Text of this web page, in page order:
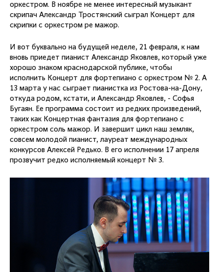
оркестром. В ноябре не менее интересный музыкант
скрипач Александр Тростянский сыграл Концерт для
скрипки с оркестром ре мажор.
И вот буквально на будущей неделе, 21 февраля, к нам
вновь приедет пианист Александр Яковлев, который уже
хорошо знаком краснодарской публике, чтобы
исполнить Концерт для фортепиано с оркестром № 2. А
13 марта у нас сыграет пианистка из Ростова-на-Дону,
откуда родом, кстати, и Александр Яковлев, - Софья
Бугаян. Ее программа состоит из редких произведений,
таких как Концертная фантазия для фортепиано с
оркестром соль мажор. И завершит цикл наш земляк,
совсем молодой пианист, лауреат международных
конкурсов Алексей Редько. В его исполнении 17 апреля
прозвучит редко исполняемый концерт № 3.